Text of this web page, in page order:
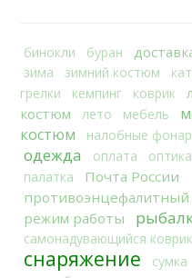
бинокли буран
зима
зимний костюм
грелки
кемпинг коврик
костюм
лето мебель
костюм
налобные
одежда оплата оптика
палатка
Почта России
противоэнцефалитный
режим работы
самонадувающийся коврик
снаряжение
сумка